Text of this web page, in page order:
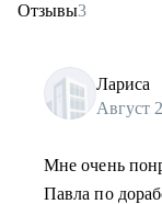
Отзывы3
Лариса
Август
Мне очень
Павла по